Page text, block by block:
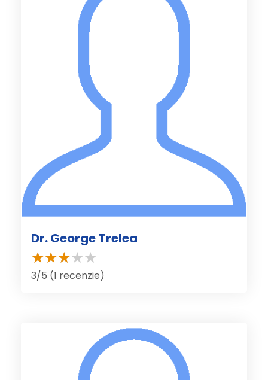
Dr. George Trelea
3/5 (1 recenzie)